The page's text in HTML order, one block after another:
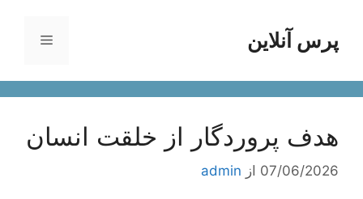
محتواپرس آنلاین فهرست
هدف پروردگار از خلقت انسان
07/06/2026 از admin